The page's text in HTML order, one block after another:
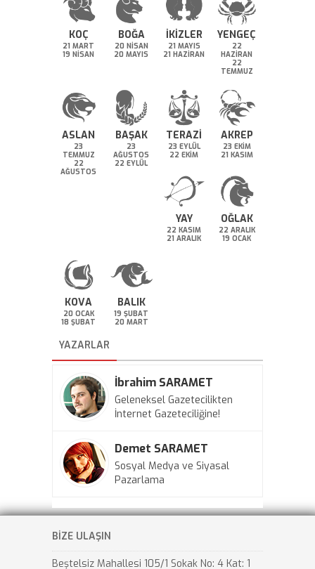
KOÇ
21 MART
19 NİSAN
BOĞA
20 NİSAN
20 MAYIS
İKİZLER
21 MAYIS
21 HAZİRAN
YENGEÇ
22
HAZİRAN
22
TEMMUZ
ASLAN
23
TEMMUZ
22
AĞUSTOS
BAŞAK
23
AĞUSTOS
22 EYLÜL
TERAZİ
23 EYLÜL
22 EKİM
AKREP
23 EKİM
21 KASIM
YAY
22 KASIM
21 ARALIK
OĞLAK
22 ARALIK
19 OCAK
KOVA
20 OCAK
18 ŞUBAT
BALIK
19 ŞUBAT
20 MART
YAZARLAR
İbrahim SARAMET
Geleneksel Gazetecilikten
İnternet Gazeteciliğine!
Demet SARAMET
Sosyal Medya ve Siyasal
Pazarlama
BİZE ULAŞIN
Beştelsiz Mahallesi 105/1 Sokak No: 4 Kat: 1